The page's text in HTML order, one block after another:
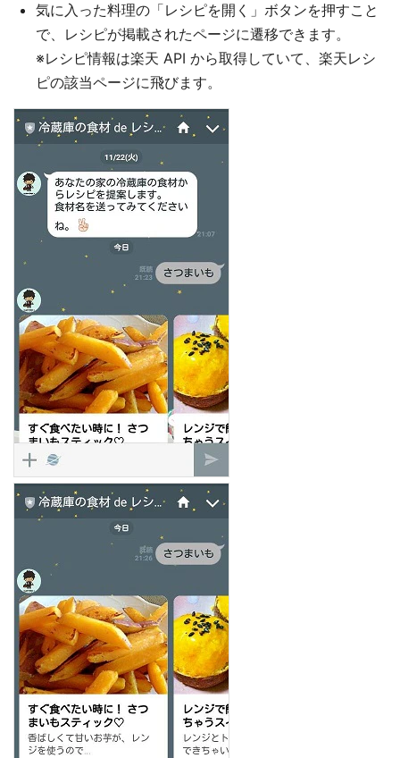
気に入った料理の「レシピを開く」ボタンを押すこと
で、レシピが掲載されたページに遷移できます。
※レシピ情報は楽天 API から取得していて、楽天レシ
ピの該当ページに飛びます。